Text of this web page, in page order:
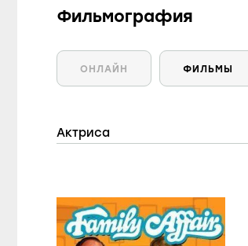
Фильмография
ОНЛАЙН ФИЛЬМЫ
Актриса